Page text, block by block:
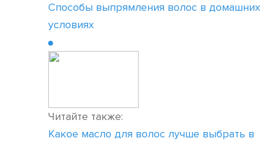
Способы выпрямления волос в домашних
условиях
Читайте также:
Какое масло для волос лучше выбрать в